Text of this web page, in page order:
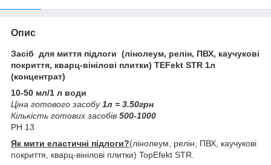
Опис
Засіб для миття підлоги (лінолеум, релін, ПВХ, каучукові
покриття, кварц-вінілові плитки) TEFekt STR 1л
(концентрат)
10-50 мл/1 л води
Ціна готового засобу1л = 3.50грн
Кількість готових засобів 500-1000
PH 13
Як мити еластичні підлоги?(лінолеум, релін, ПВХ, каучукові
покриття, кварц-вінілові плитки) TopEfekt STR.